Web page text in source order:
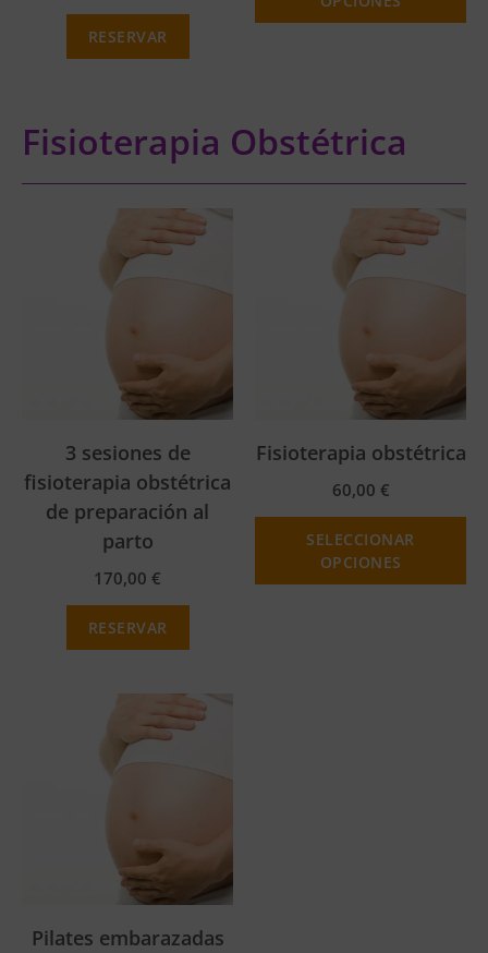
RESERVAR
Fisioterapia Obstétrica
3 sesiones de
fisioterapia obstétrica
de preparación al
parto
170,00 €
RESERVAR
Fisioterapia obstétrica
60,00 €
SELECCIONAR
OPCIONES
Pilates embarazadas